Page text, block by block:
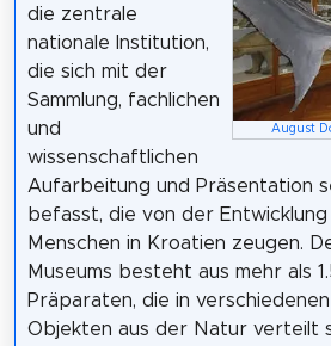
August
die zentrale
nationale Institution,
die sich mit der
Sammlung, fachlichen
und
wissenschaftlichen
Aufarbeitung und Präsentation
befasst, die von der
Menschen in Kroatien zeugen.
Museums besteht aus mehr als
Präparaten, die in
Objekten aus der Natur verteilt